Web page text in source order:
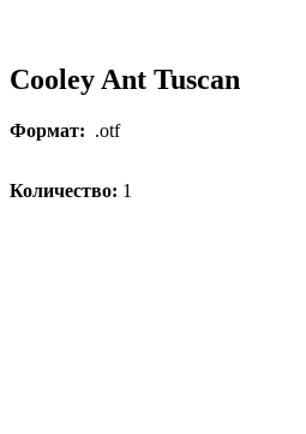
Cooley Ant Tuscan
Формат: .otf
Количество: 1